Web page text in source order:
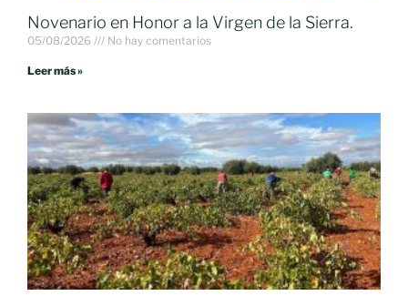
Novenario en Honor a la Virgen de la Sierra.
05/08/2026 No hay comentarios
Leer más »